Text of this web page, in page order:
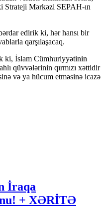
Mərkəzi SEPAH-ın
edirik ki, hər hansı bir
qarşılaşacaq.
ki, İslam Cümhuriyyətinin
qüvvələrinin qırmızı xəttidir
və ya hücum etməsinə icazə
İraqa
+ XƏRİTƏ